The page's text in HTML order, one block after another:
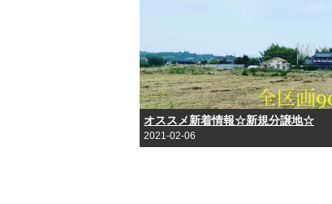
オススメ新着情報☆新規分譲地☆
2021-02-06